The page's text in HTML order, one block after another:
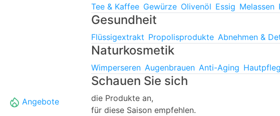
Angebote
Tee & Kaffee Gewürze Olivenöl Essig Melassen
Gesundheit
Flüssigextrakt Propolisprodukte Abnehmen &
Naturkosmetik
Wimperseren Augenbrauen Anti-Aging
Schauen Sie sich
die Produkte an,
für diese Saison empfehlen.